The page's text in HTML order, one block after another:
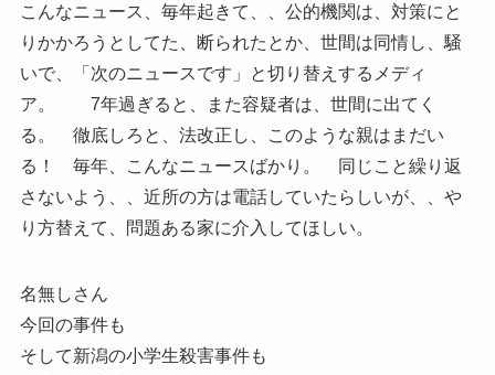
こんなニュース、毎年起きて、、公的機関は、対策にと
りかかろうとしてた、断られたとか、世間は同情し、騒
いで、「次のニュースです」と切り替えするメディ
ア。 7年過ぎると、また容疑者は、世間に出てく
る。 徹底しろと、法改正し、このような親はまだい
る！ 毎年、こんなニュースばかり。 同じこと繰り返
さないよう、、近所の方は電話していたらしいが、、や
り方替えて、問題ある家に介入してほしい。
名無しさん
今回の事件も
そして新潟の小学生殺害事件も